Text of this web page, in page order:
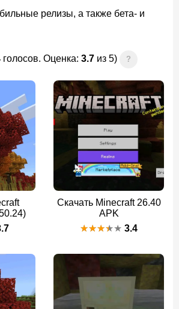
релизы, а также бета- и
голосов. Оценка: 3.7 из 5) ?
Скачать Minecraft 26.40
APK
3.4